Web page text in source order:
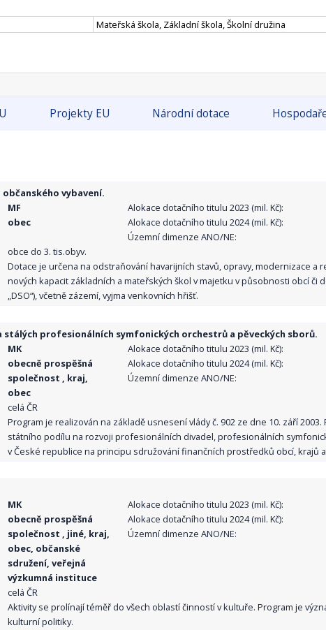
Mateřská škola, Základní škola, Školní družina
Projekty EU Národní dotace
vybavení.
MF
obec
Alokace dotačního titulu 2023 (mil. Kč):
Alokace dotačního titulu 2024 (mil. Kč):
Územní dimenze ANO/NE:
obce do 3. tis.obyv.
Dotace je určena na odstraňování havarijních stavů, opravy, modernizace a
nových kapacit základních a mateřských škol v majetku v působnosti obcí či
„DSO“), včetně zázemí, vyjma venkovních hřišť.
profesionálních symfonických orchestrů a pěveckých sborů.
MK
obecně prospěšná
společnost , kraj,
obec
Alokace dotačního titulu 2023 (mil. Kč):
Alokace dotačního titulu 2024 (mil. Kč):
Územní dimenze ANO/NE:
celá ČR
Program je realizován na základě usnesení vlády č. 902 ze dne 10. září
státního podílu na rozvoji profesionálních divadel, profesionálních
v České republice na principu sdružování finančních prostředků obcí, krajů
MK
obecně prospěšná
společnost , jiné, kraj,
obec, občanské
sdružení, veřejná
výzkumná instituce
Alokace dotačního titulu 2023 (mil. Kč):
Alokace dotačního titulu 2024 (mil. Kč):
Územní dimenze ANO/NE:
celá ČR
Aktivity se prolínají téměř do všech oblastí činností v kultuře. Program je
kulturní politiky.